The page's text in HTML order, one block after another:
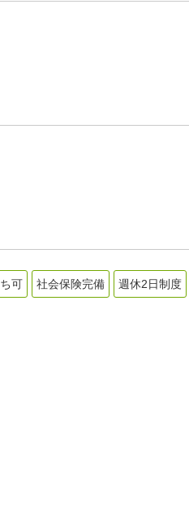
可 社会保険完備 週休2日制度